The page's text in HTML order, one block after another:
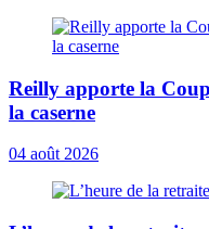
Reilly apporte la
la caserne
04 août 2026